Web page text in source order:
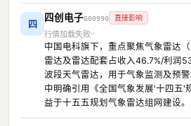
四
四创电子600990 直接影响
行情加载失败
中国电科旗下，重点聚焦气象雷达
雷达及雷达配套占收入46.7%/利润
波段天气雷达，用于气象监测及预
中明确引用《全国气象发展'十四五'
益于十五五规划气象雷达组网建设。